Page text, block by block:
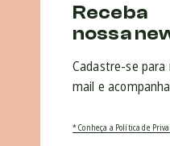
Receba
nossa
Cadastre-se para
mail e
* Conheça a Política de